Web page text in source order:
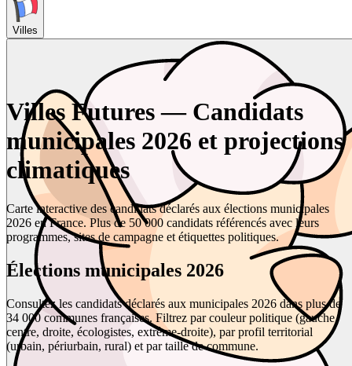
Villes
Villes Futures — Candidats
municipales 2026 et projections
climatiques
Carte interactive des candidats déclarés aux élections municipales
2026 en France. Plus de 50 000 candidats référencés avec leurs
programmes, sites de campagne et étiquettes politiques.
Élections municipales 2026
Consultez les candidats déclarés aux municipales 2026 dans plus de
34 000 communes françaises. Filtrez par couleur politique (gauche,
centre, droite, écologistes, extrême-droite), par profil territorial
(urbain, périurbain, rural) et par taille de commune.